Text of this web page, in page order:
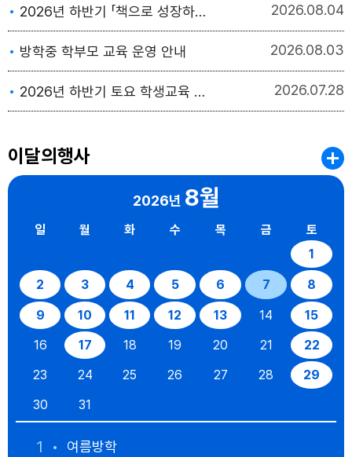
2026년 하반기 「책으로 성장하는 독서토론 독서동아리」 수강생 모집 2026 08.04
방학중 학부모 교육 운영 안내 2026 08.03
2026년 하반기 토요 학생교육 수강생 모집 2026 07.28
이달의행사
2026년 8월
일 월 화 수 목 금
토
1
2 3 4 5 6 7 8
9 10 11 12 13 14
15
16
17 18 19 20 21
22
23
24 25 26 27 28
29
30
31
1 여름방학